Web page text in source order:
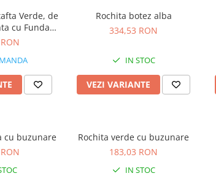
Verde, de
cu Funda
Rochita botez alba
334,53 RON
IN STOC
VEZI VARIANTE
cu buzunare
Rochita verde cu buzunare
183,03 RON
IN STOC